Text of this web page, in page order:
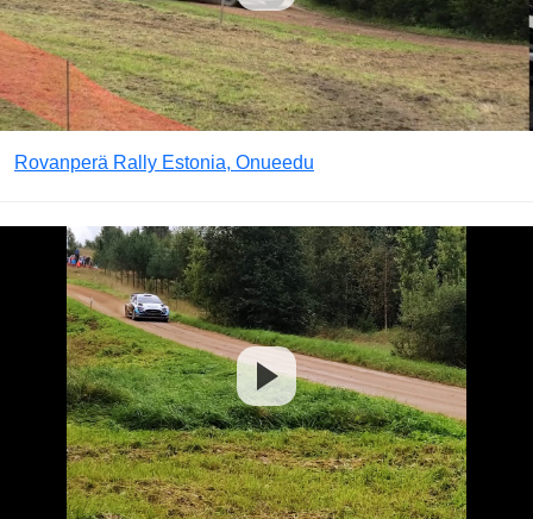
Rovanperä Rally Estonia, Onueedu